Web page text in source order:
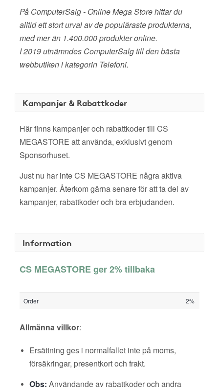
På ComputerSalg - Online Mega Store hittar du
alltid ett stort urval av de populäraste produkterna,
med mer än 1.400.000 produkter online.
I 2019 utnämndes ComputerSalg till den bästa
webbutiken i kategorin Telefoni.
Kampanjer & Rabattkoder
Här finns kampanjer och rabattkoder till CS
MEGASTORE att använda, exklusivt genom
Sponsorhuset.
Just nu har inte CS MEGASTORE några aktiva
kampanjer. Återkom gärna senare för att ta del av
kampanjer, rabattkoder och bra erbjudanden.
Information
CS MEGASTORE ger 2% tillbaka
Order 2%
Allmänna villkor:
Ersättning ges i normalfallet inte på moms,
försäkringar, presentkort och frakt.
Obs: Användande av rabattkoder och andra